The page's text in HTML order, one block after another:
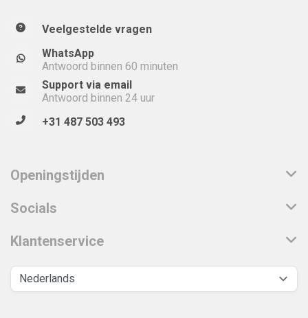
Veelgestelde vragen
WhatsApp
Antwoord binnen 60 minuten
Support via email
Antwoord binnen 24 uur
+31 487 503 493
Openingstijden
Socials
Klantenservice